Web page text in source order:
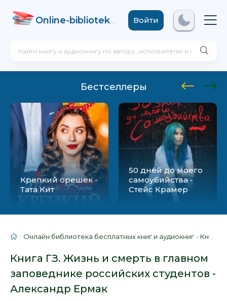
Online-biblioteka .comВойти
Бестселлеры
Крепкий орешек -
Тата Кит
50 дней до моего
самоубийства -
Стейс Крамер
Онлайн библиотека бесплатных книг и аудиокниг » Книги
Книга ГЗ. Жизнь и смерть в главном
заповеднике российских студентов -
Александр Ермак